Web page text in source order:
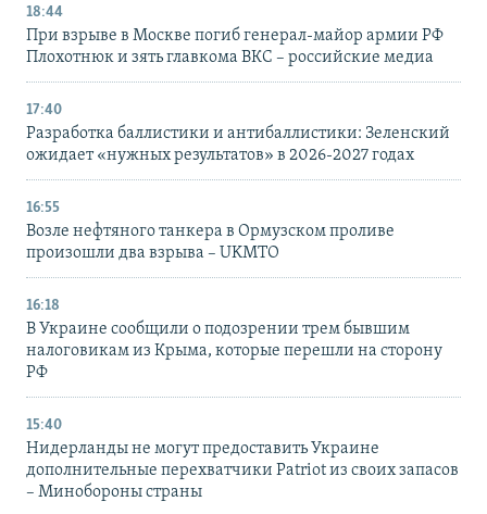
18:44
При взрыве в Москве погиб генерал-майор армии РФ
Плохотнюк и зять главкома ВКС – российские медиа
17:40
Разработка баллистики и антибаллистики: Зеленский
ожидает «нужных результатов» в 2026-2027 годах
16:55
Возле нефтяного танкера в Ормузском проливе
произошли два взрыва – UKMTO
16:18
В Украине сообщили о подозрении трем бывшим
налоговикам из Крыма, которые перешли на сторону
РФ
15:40
Нидерланды не могут предоставить Украине
дополнительные перехватчики Patriot из своих запасов
– Минобороны страны